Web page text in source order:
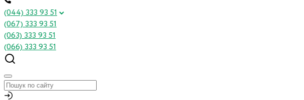
(044) 333 93 51
(067) 333 93 51
(063) 333 93 51
(066) 333 93 51